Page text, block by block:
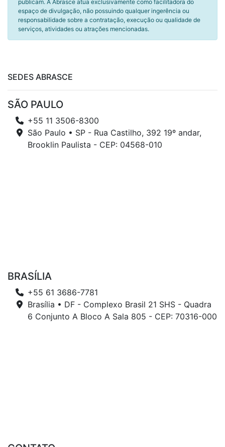
publicam. A Abrasce atua exclusivamente como facilitadora do
espaço de divulgação, não possuindo qualquer ingerência ou
responsabilidade sobre a contratação, execução ou qualidade de
serviços, atividades ou atrações mencionadas.
SEDES ABRASCE
SÃO PAULO
+55 11 3506-8300
São Paulo • SP - Rua Castilho, 392 19º andar,
Brooklin Paulista - CEP: 04568-010
BRASÍLIA
+55 61 3686-7781
Brasília • DF - Complexo Brasil 21 SHS - Quadra
6 Conjunto A Bloco A Sala 805 - CEP: 70316-000